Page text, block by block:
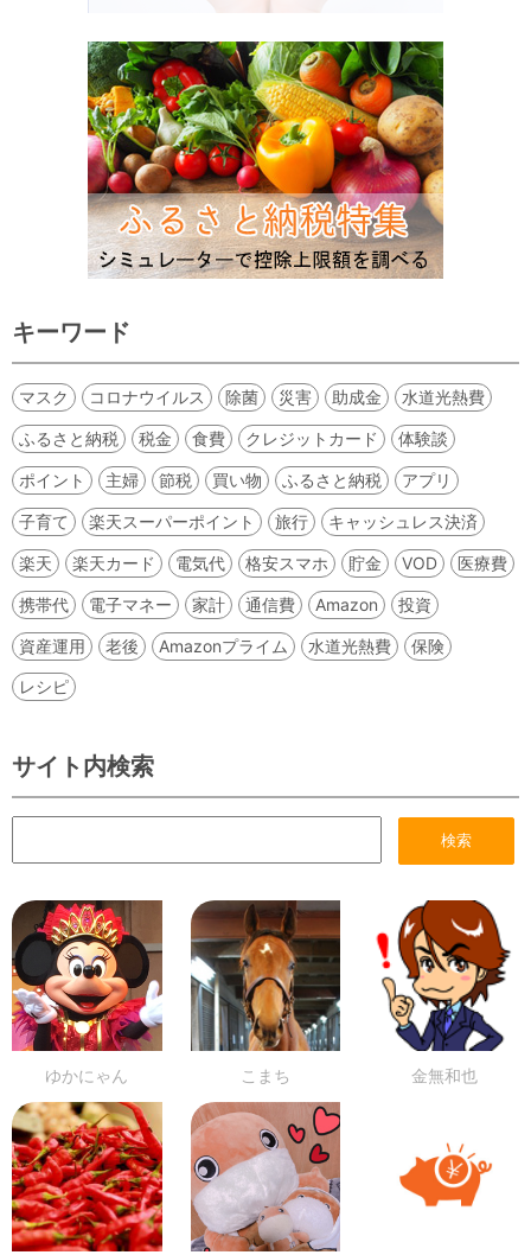
キーワード
マスク コロナウイルス 除菌 災害 助成金 水道光熱費
ふるさと納税 税金 食費 クレジットカード 体験談
ポイント 主婦 節税 買い物 ふるさと納税 アプリ
子育て 楽天スーパーポイント 旅行 キャッシュレス決済
楽天 楽天カード 電気代 格安スマホ 貯金 VOD 医療費
携帯代 電子マネー 家計 通信費 Amazon 投資
資産運用 老後 Amazonプライム 水道光熱費
保険
レシピ
サイト内検索
ゆかにゃん こまち 金無和也